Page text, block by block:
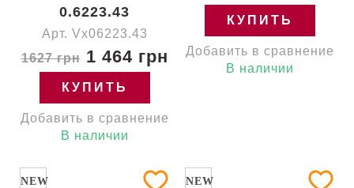
0.6223.43
Арт. Vx06223.43
1627 грн1 464 грн
КУПИТЬ
Добавить в сравнение
В наличии
КУПИТЬ
Добавить в сравнение
В наличии
NEW NEW